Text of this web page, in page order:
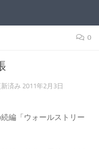
0
新済み 2011年2月3日
編「ウォールストリー